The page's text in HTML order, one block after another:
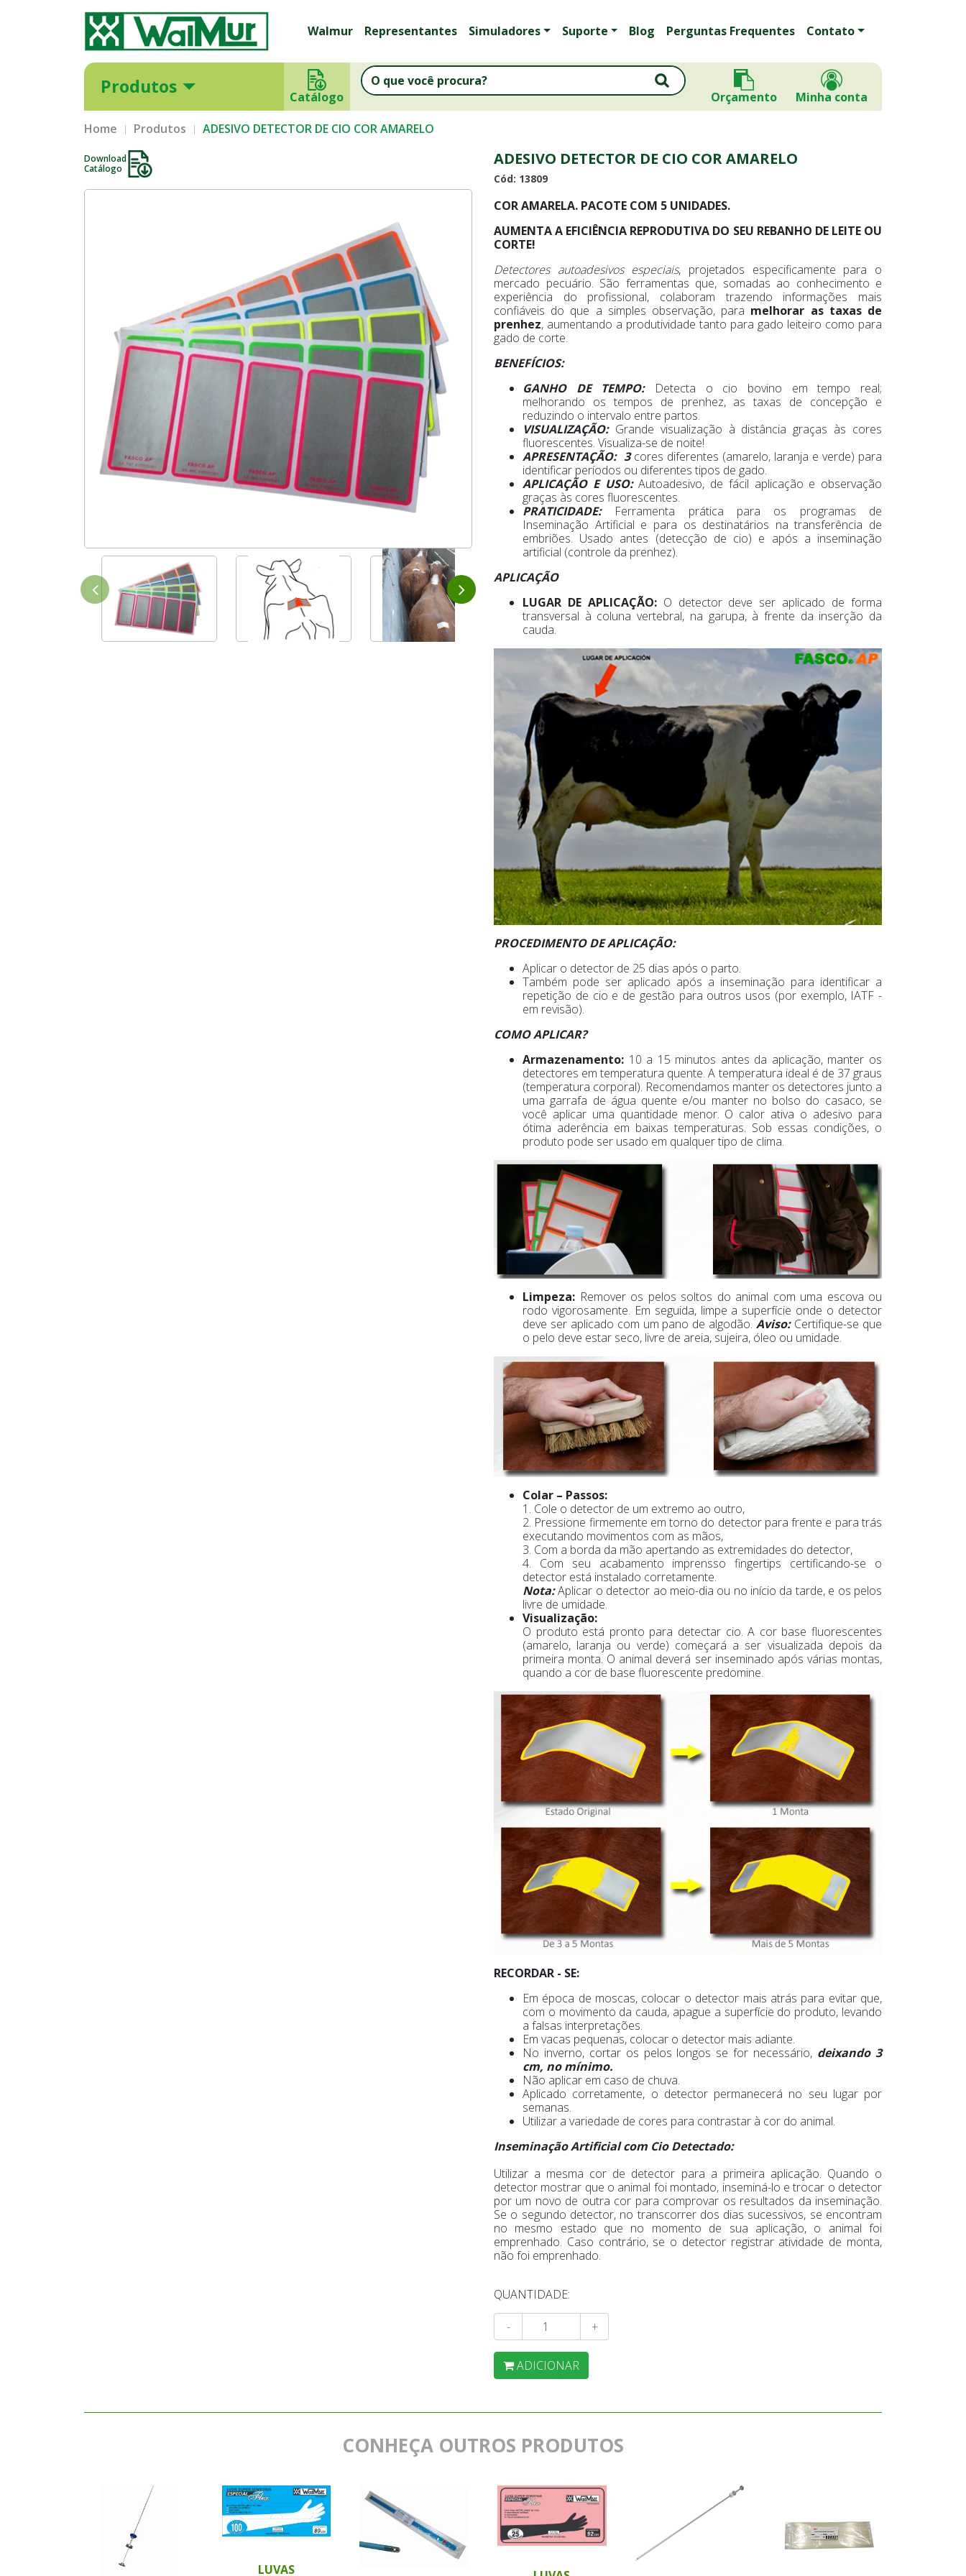
Walmur Representantes Simuladores Suporte Blog Perguntas Frequentes Contato
Produtos Catálogo Orçamento Minha conta
Home Produtos ADESIVO DETECTOR DE CIO COR AMARELO
Download
Catálogo
ADESIVO DETECTOR DE CIO COR AMARELO
Cód: 13809
COR AMARELA. PACOTE COM 5 UNIDADES.
AUMENTA A EFICIÊNCIA REPRODUTIVA DO SEU REBANHO DE LEITE OU
CORTE!
Detectores autoadesivos especiais, projetados especificamente para o
mercado pecuário. São ferramentas que, somadas ao conhecimento e
experiência do profissional, colaboram trazendo informações mais
confiáveis do que a simples observação, para melhorar as taxas de
prenhez, aumentando a produtividade tanto para gado leiteiro como para
gado de corte.
BENEFÍCIOS:
GANHO DE TEMPO: Detecta o cio bovino em tempo real;
melhorando os tempos de prenhez, as taxas de concepção e
reduzindo o intervalo entre partos.
VISUALIZAÇÃO: Grande visualização à distância graças às cores
fluorescentes. Visualiza-se de noite!
APRESENTAÇÃO: 3cores diferentes (amarelo, laranja e verde) para
identificar períodos ou diferentes tipos de gado.
APLICAÇÃO E USO:Autoadesivo, de fácil aplicação e observação
graças às cores fluorescentes.
PRATICIDADE: Ferramenta prática para os programas de
Inseminação Artificial e para os destinatários na transferência de
embriões. Usado antes (detecção de cio) e após a inseminação
artificial (controle da prenhez).
APLICAÇÃO
LUGAR DE APLICAÇÃO: O detector deve ser aplicado de forma
transversal à coluna vertebral, na garupa, à frente da inserção da
cauda.
PROCEDIMENTO DE APLICAÇÃO:
Aplicar o detector de 25 dias após o parto.
Também pode ser aplicado após a inseminação para identificar a
repetição de cio e de gestão para outros usos (por exemplo, IATF -
em revisão).
COMO APLICAR?
Armazenamento: 10 a 15 minutos antes da aplicação, manter os
detectores em temperatura quente. A temperatura ideal é de 37 graus
(temperatura corporal). Recomendamos manter os detectores junto a
uma garrafa de água quente e/ou manter no bolso do casaco, se
você aplicar uma quantidade menor. O calor ativa o adesivo para
ótima aderência em baixas temperaturas. Sob essas condições, o
produto pode ser usado em qualquer tipo de clima.
Limpeza: Remover os pelos soltos do animal com uma escova ou
rodo vigorosamente. Em seguida, limpe a superfície onde o detector
deve ser aplicado com um pano de algodão.Aviso: Certifique-se que
o pelo deve estar seco, livre de areia, sujeira, óleo ou umidade.
Colar – Passos:
1. Cole o detector de um extremo ao outro,
2. Pressione firmemente em torno do detector para frente e para trás
executando movimentos com as mãos,
3. Com a borda da mão apertando as extremidades do detector,
4. Com seu acabamento imprensso fingertips certificando-se o
detector está instalado corretamente.
Nota:Aplicar o detector ao meio-dia ou no início da tarde, e os pelos
livre de umidade.
Visualização:
O produto está pronto para detectar cio. A cor base fluorescentes
(amarelo, laranja ou verde) começará a ser visualizada depois da
primeira monta. O animal deverá ser inseminado após várias montas,
quando a cor de base fluorescente predomine.
RECORDAR - SE:
Em época de moscas, colocar o detector mais atrás para evitar que,
com o movimento da cauda, apague a superfície do produto, levando
a falsas interpretações.
Em vacas pequenas, colocar o detector mais adiante.
No inverno, cortar os pelos longos se for necessário, deixando 3
cm, no mínimo.
Não aplicar em caso de chuva.
Aplicado corretamente, o detector permanecerá no seu lugar por
semanas.
Utilizar a variedade de cores para contrastar à cor do animal.
Inseminação Artificial com Cio Detectado:
Utilizar a mesma cor de detector para a primeira aplicação. Quando o
detector mostrar que o animal foi montado, inseminá-lo e trocar o detector
por um novo de outra cor para comprovar os resultados da inseminação.
Se o segundo detector, no transcorrer dos dias sucessivos, se encontram
no mesmo estado que no momento de sua aplicação, o animal foi
emprenhado. Caso contrário, se o detector registrar atividade de monta,
não foi emprenhado.
QUANTIDADE:
- +
ADICIONAR
CONHEÇA OUTROS PRODUTOS
LUVAS